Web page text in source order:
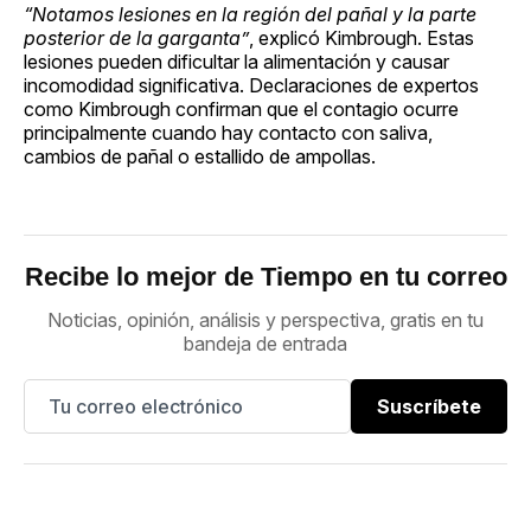
“Notamos lesiones en la región del pañal y la parte
posterior de la garganta”, explicó Kimbrough. Estas
lesiones pueden dificultar la alimentación y causar
incomodidad significativa. Declaraciones de expertos
como Kimbrough confirman que el contagio ocurre
principalmente cuando hay contacto con saliva,
cambios de pañal o estallido de ampollas.
Recibe lo mejor de Tiempo en tu correo
Noticias, opinión, análisis y perspectiva, gratis en tu
bandeja de entrada
Suscríbete